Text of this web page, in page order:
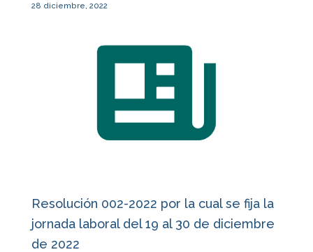
28 diciembre, 2022
Resolución 002-2022 por la cual se fija la
jornada laboral del 19 al 30 de diciembre
de 2022